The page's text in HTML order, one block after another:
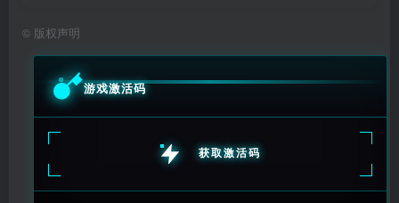
© 版权声明
游戏激活码
获取激活码